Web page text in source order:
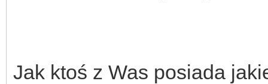
Jak ktoś z Was posiada